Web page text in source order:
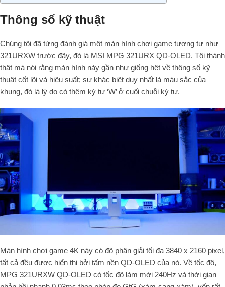
Thông số kỹ thuật
Chúng tôi đã từng đánh giá một màn hình chơi game tương tự như
321URXW trước đây, đó là MSI MPG 321URX QD-OLED. Tôi thành
thật mà nói rằng màn hình này gần như giống hệt về thông số kỹ
thuật cốt lõi và hiệu suất; sự khác biệt duy nhất là màu sắc của
khung, đó là lý do có thêm ký tự ‘W’ ở cuối chuỗi ký tự.
Màn hình chơi game 4K này có độ phân giải tối đa 3840 x 2160 pixel,
tất cả đều được hiển thị bởi tấm nền QD-OLED của nó. Về tốc độ,
MPG 321URXW QD-OLED có tốc độ làm mới 240Hz và thời gian